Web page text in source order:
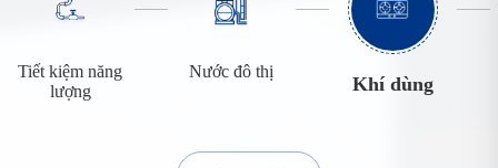
Tiết kiệm năng
lượng
Nước đô thị
Khí dùng